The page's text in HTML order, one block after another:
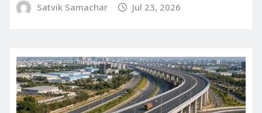
Satvik Samachar Jul 23, 2026